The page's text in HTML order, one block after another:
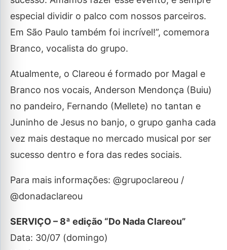
especial dividir o palco com nossos parceiros.
Em São Paulo também foi incrível!”, comemora
Branco, vocalista do grupo.
Atualmente, o Clareou é formado por Magal e
Branco nos vocais, Anderson Mendonça (Buiu)
no pandeiro, Fernando (Mellete) no tantan e
Juninho de Jesus no banjo, o grupo ganha cada
vez mais destaque no mercado musical por ser
sucesso dentro e fora das redes sociais.
Para mais informações: @grupoclareou /
@donadaclareou
SERVIÇO – 8ª edição “Do Nada Clareou”
Data: 30/07 (domingo)